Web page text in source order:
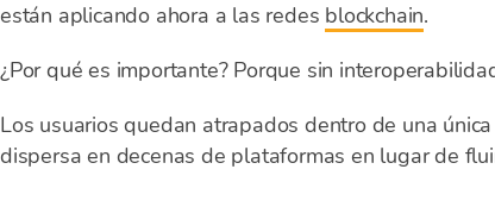
están aplicando ahora a las redes blockchain.
¿Por qué es importante? Porque sin
Los usuarios quedan atrapados dentro de una
dispersa en decenas de plataformas en lugar de